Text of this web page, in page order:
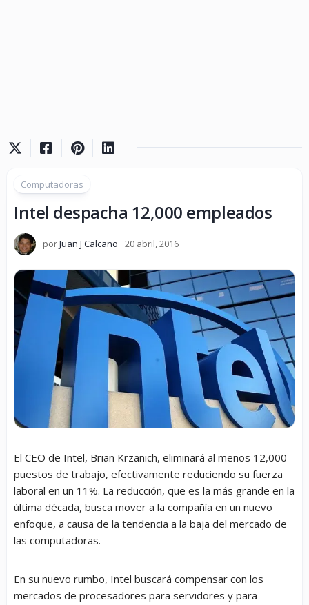
Computadoras
Intel despacha 12,000 empleados
porJuan J Calcaño 20 abril, 2016
El CEO de Intel, Brian Krzanich, eliminará al menos 12,000
puestos de trabajo, efectivamente reduciendo su fuerza
laboral en un 11%. La reducción, que es la más grande en la
última década, busca mover a la compañía en un nuevo
enfoque, a causa de la tendencia a la baja del mercado de
las computadoras.
En su nuevo rumbo, Intel buscará compensar con los
mercados de procesadores para servidores y para